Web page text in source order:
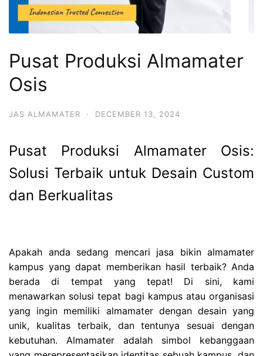
Pusat Produksi Almamater
Osis
JAS ALMAMATER · DECEMBER 13, 2024
Pusat Produksi Almamater Osis:
Solusi Terbaik untuk Desain Custom
dan Berkualitas
Apakah anda sedang mencari jasa bikin almamater
kampus yang dapat memberikan hasil terbaik? Anda
berada di tempat yang tepat! Di sini, kami
menawarkan solusi tepat bagi kampus atau organisasi
yang ingin memiliki almamater dengan desain yang
unik, kualitas terbaik, dan tentunya sesuai dengan
kebutuhan. Almamater adalah simbol kebanggaan